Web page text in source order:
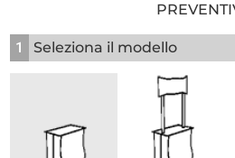
1 Seleziona il modello